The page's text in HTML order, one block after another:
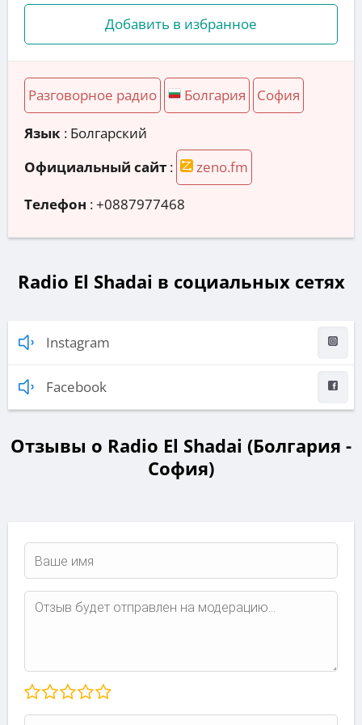
Добавить в избранное
Разговорное радио Болгария София
Язык : Болгарский
Официальный сайт : zeno.fm
Телефон :+0887977468
Radio El Shadai в социальных сетях
Instagram
Facebook
Отзывы о Radio El Shadai (Болгария -
София)